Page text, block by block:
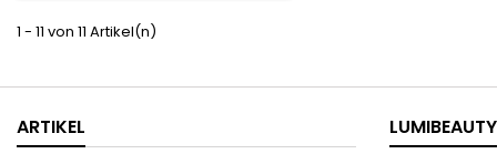
1 - 11 von 11 Artikel(n)
ARTIKEL LUMIBEAUTY